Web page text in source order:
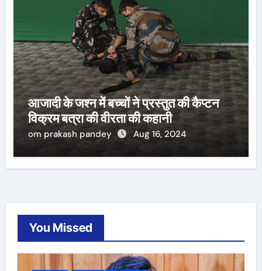
आजादी के जश्न में बच्चों ने प्रस्तुत की कैप्टन
विक्रम बत्रा की वीरता की कहानी
om prakash pandey Aug 16, 2024
You Missed